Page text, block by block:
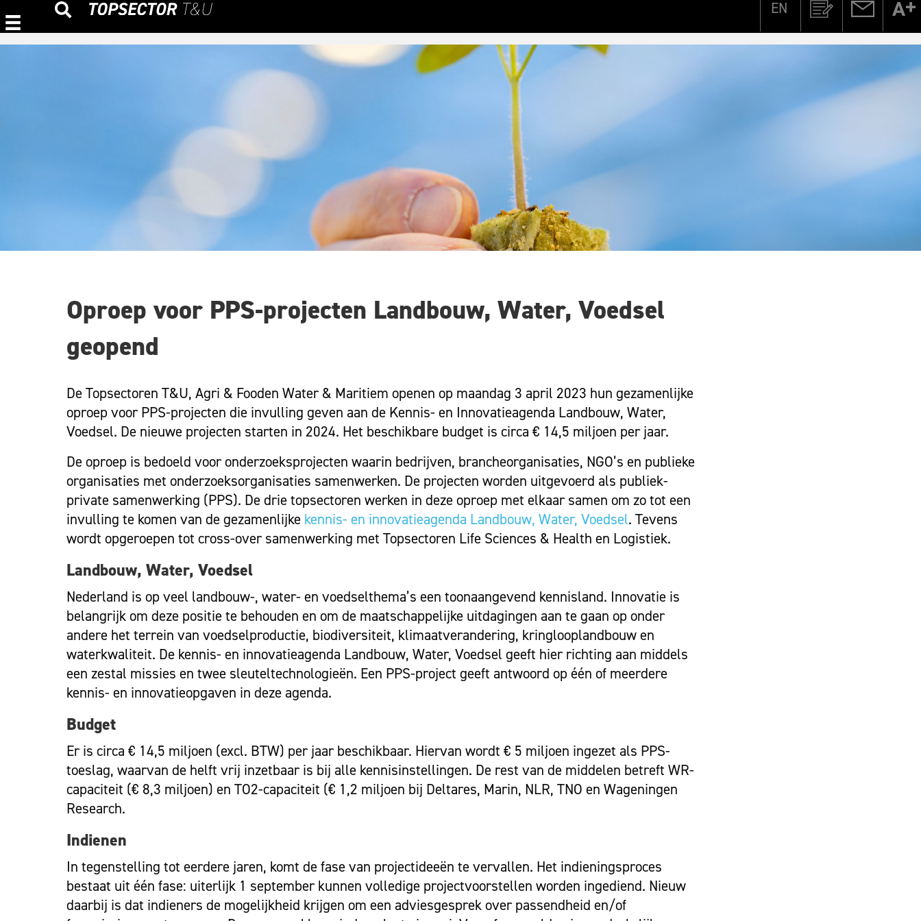
EN
Oproep voor PPS-projecten Landbouw, Water, Voedsel
geopend
De Topsectoren T&U, Agri & Fooden Water & Maritiem openen op maandag 3 april 2023 hun gezamenlijke
oproep voor PPS-projecten die invulling geven aan de Kennis- en Innovatieagenda Landbouw, Water,
Voedsel. De nieuwe projecten starten in 2024. Het beschikbare budget is circa € 14,5 miljoen per jaar.
De oproep is bedoeld voor onderzoeksprojecten waarin bedrijven, brancheorganisaties, NGO’s en publieke
organisaties met onderzoeksorganisaties samenwerken. De projecten worden uitgevoerd als publiek-
private samenwerking (PPS). De drie topsectoren werken in deze oproep met elkaar samen om zo tot een
invulling te komen van de gezamenlijke kennis- en innovatieagenda Landbouw, Water, Voedsel. Tevens
wordt opgeroepen tot cross-over samenwerking met Topsectoren Life Sciences & Health en Logistiek.
Landbouw, Water, Voedsel
Nederland is op veel landbouw-, water- en voedselthema’s een toonaangevend kennisland. Innovatie is
belangrijk om deze positie te behouden en om de maatschappelijke uitdagingen aan te gaan op onder
andere het terrein van voedselproductie, biodiversiteit, klimaatverandering, kringlooplandbouw en
waterkwaliteit. De kennis- en innovatieagenda Landbouw, Water, Voedsel geeft hier richting aan middels
een zestal missies en twee sleuteltechnologieën. Een PPS-project geeft antwoord op één of meerdere
kennis- en innovatieopgaven in deze agenda.
Budget
Er is circa € 14,5 miljoen (excl. BTW) per jaar beschikbaar. Hiervan wordt € 5 miljoen ingezet als PPS-
toeslag, waarvan de helft vrij inzetbaar is bij alle kennisinstellingen. De rest van de middelen betreft WR-
capaciteit (€ 8,3 miljoen) en TO2-capaciteit (€ 1,2 miljoen bij Deltares, Marin, NLR, TNO en Wageningen
Research.
Indienen
In tegenstelling tot eerdere jaren, komt de fase van projectideeën te vervallen. Het indieningsproces
bestaat uit één fase: uiterlijk 1 september kunnen volledige projectvoorstellen worden ingediend. Nieuw
daarbij is dat indieners de mogelijkheid krijgen om een adviesgesprek over passendheid en/of